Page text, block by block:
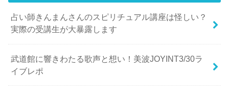
占い師きんまんさんのスピリチュアル講座は怪しい？
実際の受講生が大暴露します
武道館に響きわたる歌声と想い！美波JOYINT3/30ラ
イブレポ